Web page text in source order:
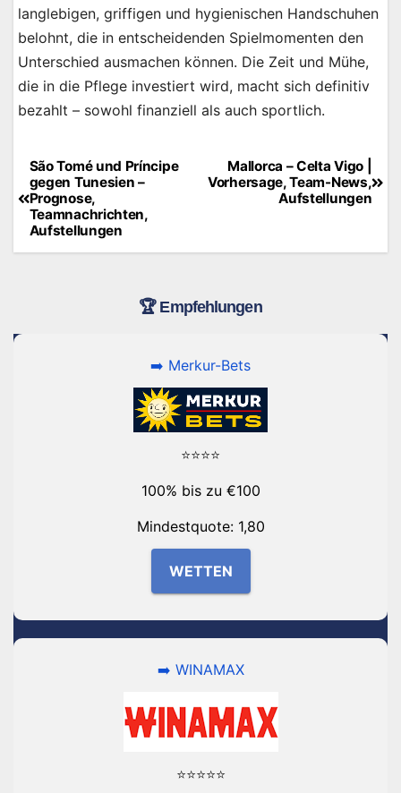
langlebigen, griffigen und hygienischen Handschuhen
belohnt, die in entscheidenden Spielmomenten den
Unterschied ausmachen können. Die Zeit und Mühe,
die in die Pflege investiert wird, macht sich definitiv
bezahlt – sowohl finanziell als auch sportlich.
Beitragsnavigation
Mallorca – Celta Vigo |
Vorhersage, Team-News,
Aufstellungen
São Tomé und Príncipe
gegen Tunesien –
Prognose,
Teamnachrichten,
Aufstellungen
🏆 Empfehlungen
➡️ Merkur-Bets
⭐⭐⭐⭐
100% bis zu €100
Mindestquote: 1,80
WETTEN
➡️ WINAMAX
⭐⭐⭐⭐⭐